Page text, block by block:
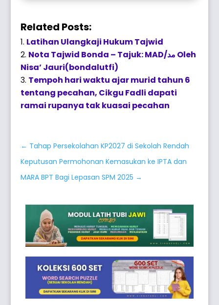
Related Posts:
Latihan Ulangkaji Hukum Tajwid
Nota Tajwid Bonda – Tajuk: MAD/مد Oleh
Nisa’ Jauri(bondalutfi)
Tempoh hari waktu ajar murid tahun 6
tentang pecahan, Cikgu Fadli dapati
ramai rupanya tak kuasai pecahan
← Tahap Persekolahan KP2027 di Sekolah Rendah
Keputusan Permohonan Kemasukan ke IPTA dan
MARA BPT Bagi Lepasan SPM 2025 →